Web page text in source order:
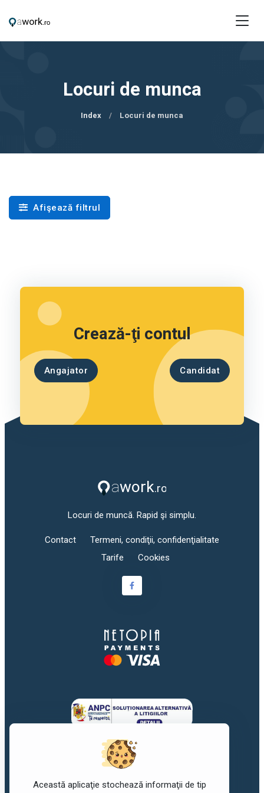
Locuri de munca
Index Locuri de munca
Afişează filtrul
Crează-ţi contul
Angajator Candidat
Locuri de muncă. Rapid şi simplu.
Contact
Termeni, condiţii, confidenţialitate
Tarife
Cookies
©2017-2026awork. Toate drepturile rezervate.
Această aplicaţie stochează informaţii de tip